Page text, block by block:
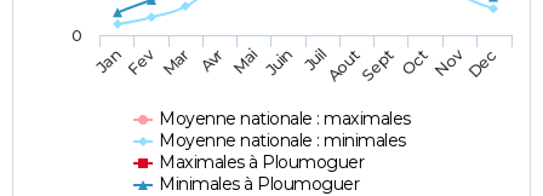
Moyenne nationale : maximales
Moyenne nationale : minimales
Maximales à Ploumoguer
Minimales à Ploumoguer
JanFev Mar Avr Mai Juin JuilAoutSept OctNovDec
0